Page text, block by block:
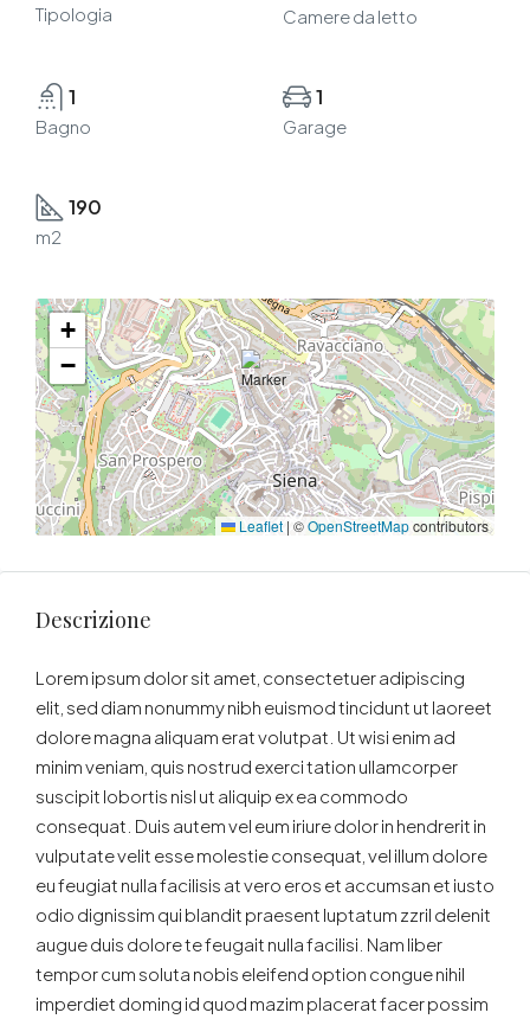
Tipologia Camere da letto
1
Bagno
1
Garage
190
m2
+
−
Leaflet | ©OpenStreetMapcontributors
Descrizione
Lorem ipsum dolor sit amet, consectetuer adipiscing
elit, sed diam nonummy nibh euismod tincidunt ut laoreet
dolore magna aliquam erat volutpat. Ut wisi enim ad
minim veniam, quis nostrud exerci tation ullamcorper
suscipit lobortis nisl ut aliquip ex ea commodo
consequat. Duis autem vel eum iriure dolor in hendrerit in
vulputate velit esse molestie consequat, vel illum dolore
eu feugiat nulla facilisis at vero eros et accumsan et iusto
odio dignissim qui blandit praesent luptatum zzril delenit
augue duis dolore te feugait nulla facilisi. Nam liber
tempor cum soluta nobis eleifend option congue nihil
imperdiet doming id quod mazim placerat facer possim